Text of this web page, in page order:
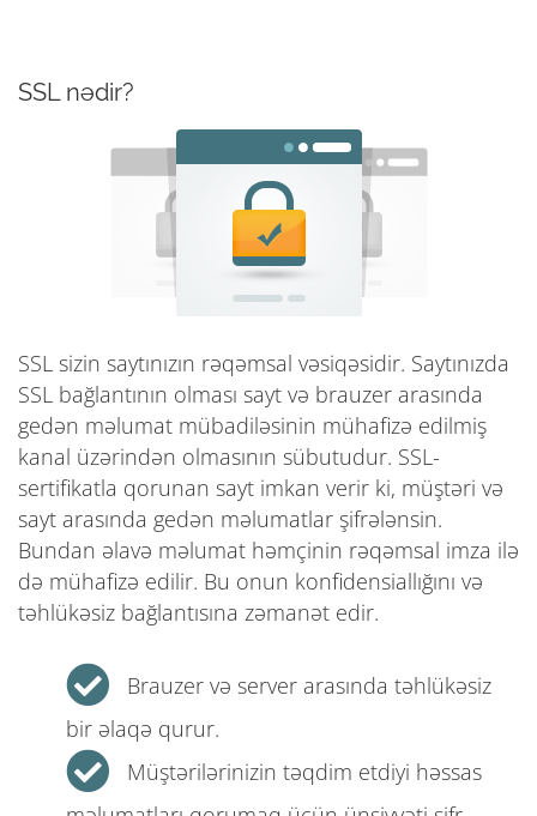
SSL nədir?
SSL sizin saytınızın rəqəmsal vəsiqəsidir. Saytınızda
SSL bağlantının olması sayt və brauzer arasında
gedən məlumat mübadiləsinin mühafizə edilmiş
kanal üzərindən olmasının sübutudur. SSL-
sertifikatla qorunan sayt imkan verir ki, müştəri və
sayt arasında gedən məlumatlar şifrələnsin.
Bundan əlavə məlumat həmçinin rəqəmsal imza ilə
də mühafizə edilir. Bu onun konfidensiallığını və
təhlükəsiz bağlantısına zəmanət edir.
Brauzer və server arasında təhlükəsiz
bir əlaqə qurur.
Müştərilərinizin təqdim etdiyi həssas